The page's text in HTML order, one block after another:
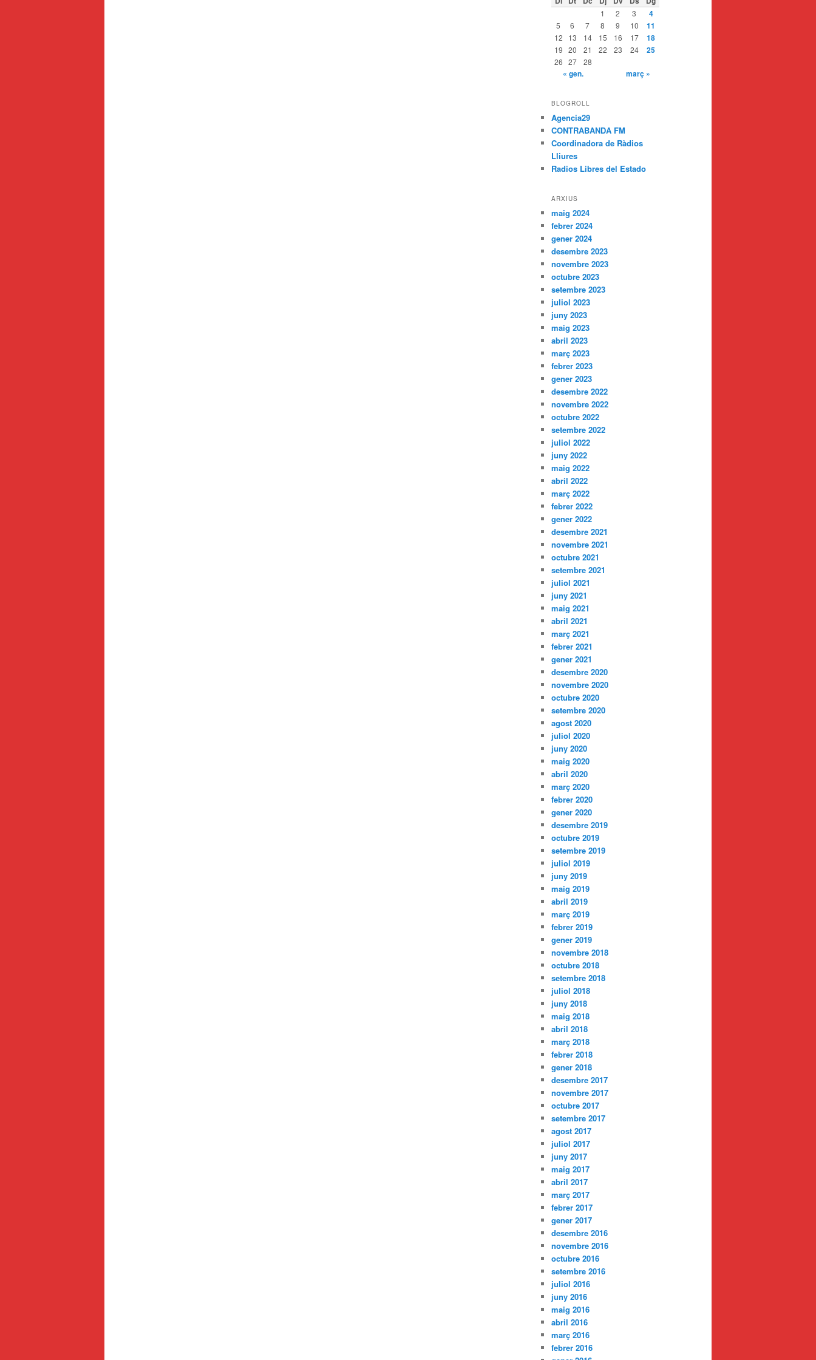
1 2 3 4
5 6 7 8 9 10 11
12 13 14 15 16 17 18
19 20 21 22 23 24 25
26 27 28
« gen. març »
BLOGROLL
Agencia29
CONTRABANDA FM
Coordinadora de Ràdios
Lliures
Radios Libres del Estado
ARXIUS
maig 2024
febrer 2024
gener 2024
desembre 2023
novembre 2023
octubre 2023
setembre 2023
juliol 2023
juny 2023
maig 2023
abril 2023
març 2023
febrer 2023
gener 2023
desembre 2022
novembre 2022
octubre 2022
setembre 2022
juliol 2022
juny 2022
maig 2022
abril 2022
març 2022
febrer 2022
gener 2022
desembre 2021
novembre 2021
octubre 2021
setembre 2021
juliol 2021
juny 2021
maig 2021
abril 2021
març 2021
febrer 2021
gener 2021
desembre 2020
novembre 2020
octubre 2020
setembre 2020
agost 2020
juliol 2020
juny 2020
maig 2020
abril 2020
març 2020
febrer 2020
gener 2020
desembre 2019
octubre 2019
setembre 2019
juliol 2019
juny 2019
maig 2019
abril 2019
març 2019
febrer 2019
gener 2019
novembre 2018
octubre 2018
setembre 2018
juliol 2018
juny 2018
maig 2018
abril 2018
març 2018
febrer 2018
gener 2018
desembre 2017
novembre 2017
octubre 2017
setembre 2017
agost 2017
juliol 2017
juny 2017
maig 2017
abril 2017
març 2017
febrer 2017
gener 2017
desembre 2016
novembre 2016
octubre 2016
setembre 2016
juliol 2016
juny 2016
maig 2016
abril 2016
març 2016
febrer 2016